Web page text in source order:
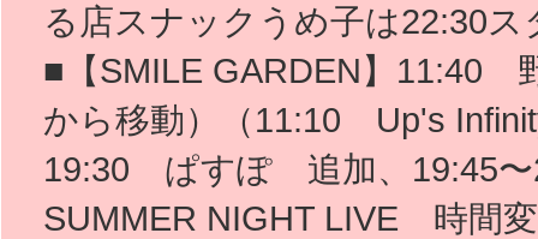
る店スナックうめ子は22:30ス
■【SMILE GARDEN】11:40
から移動）（11:10 Up's
19:30 ぱすぽ 追加、19:45
SUMMER NIGHT LIVE 時間